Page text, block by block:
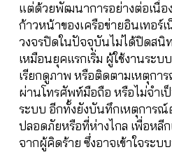
แต่ด้วยพัฒนาการอย่างต่อเนื่อ
ก้าวหน้าของเครือข่ายอินเทอร์เ
วงจรปิดในปัจจุบันไม่ได้ปิดสนิ
เหมือนยุคแรกเริ่ม ผู้ใช้งานระบ
เรียกดูภาพ หรือติดตามเหตุกา
ผ่านโทรศัพท์มือถือ หรือไม่จำ
ระบบ อีกทั้งยังบันทึกเหตุการณ์
ปลอดภัยหรือที่ห่างไกล เพื่อหลี
จากผู้คิดร้าย ซึ่งอาจเข้าใจระ